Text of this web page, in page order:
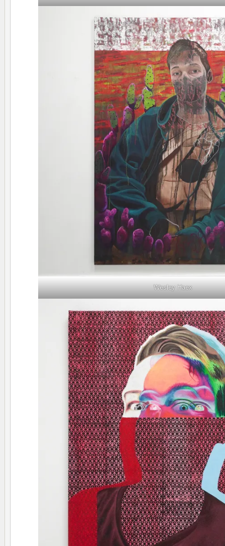
Wesley Haex